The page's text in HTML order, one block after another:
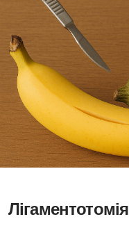
Лігаментотомія